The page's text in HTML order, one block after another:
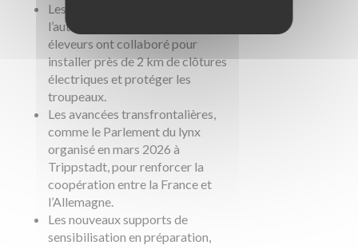
Les chantiers participatifs de
l’automne 2025, où bénévoles et
éleveurs ont collaboré pour
installer près de 2 km de clôtures
électriques et protéger les
troupeaux.
Les avancées transfrontalières,
comme le Parlement du lynx
organisé en mars 2026 à
Trippstadt, pour renforcer la
coopération entre la France et
l’Allemagne.
Les nouveaux supports de
sensibilisation en préparation,